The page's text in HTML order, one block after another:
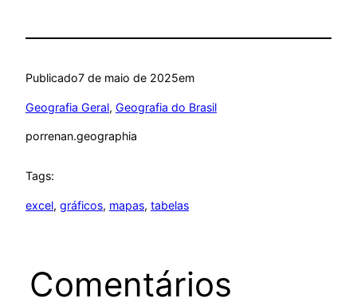
Publicado7 de maio de 2025em
Geografia Geral, Geografia do Brasil
porrenan.geographia
Tags:
excel, gráficos, mapas, tabelas
Comentários